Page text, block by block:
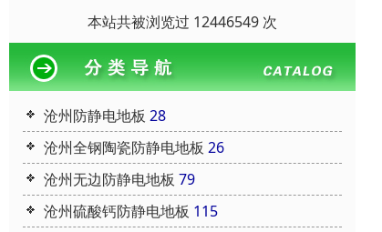
本站共被浏览过 12446549 次
沧州防静电地板 28
沧州全钢陶瓷防静电地板 26
沧州无边防静电地板 79
沧州硫酸钙防静电地板 115